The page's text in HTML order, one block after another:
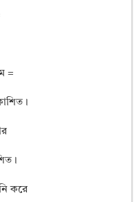
=
করে